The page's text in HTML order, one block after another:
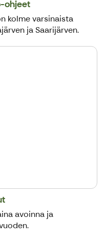
ohjeet
kolme varsinaista
ja Saarijärven.
avoinna ja